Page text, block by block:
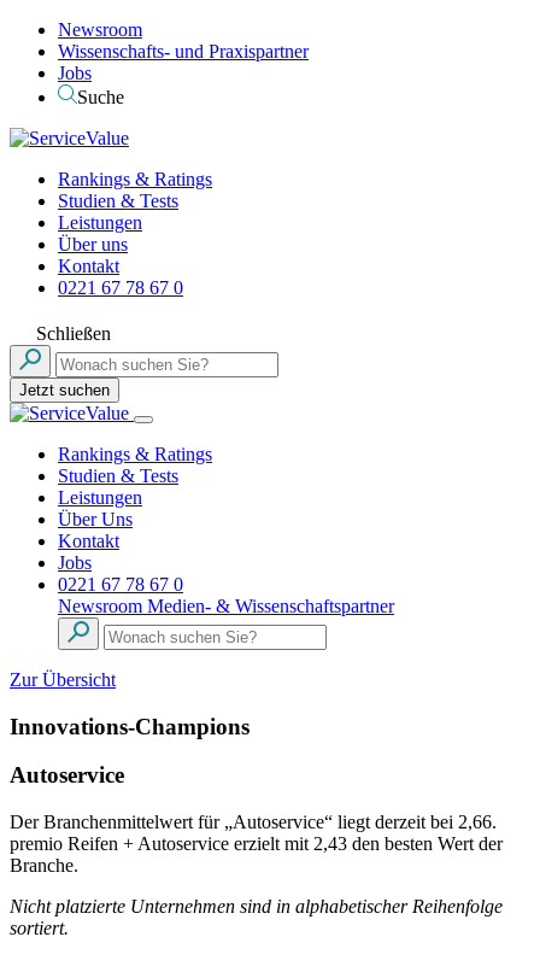
Newsroom
Wissenschafts- und Praxispartner
Jobs
Suche
Rankings & Ratings
Studien & Tests
Leistungen
Über uns
Kontakt
0221 67 78 67 0
Schließen
Jetzt suchen
Rankings & Ratings
Studien & Tests
Leistungen
Über Uns
Kontakt
Jobs
0221 67 78 67 0
Newsroom Medien- & Wissenschaftspartner
Zur Übersicht
Innovations-Champions
Autoservice
Der Branchenmittelwert für „Autoservice“ liegt derzeit bei 2,66.
premio Reifen + Autoservice erzielt mit 2,43 den besten Wert der
Branche.
Nicht platzierte Unternehmen sind in alphabetischer Reihenfolge
sortiert.